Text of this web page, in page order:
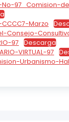
97_Comision-
Marzo
Consejo-
97
Descarga
VIRTUAL-97
Urbanismo-